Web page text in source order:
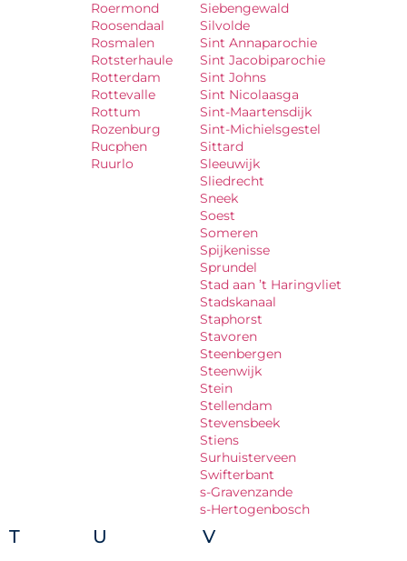
Roermond
Roosendaal
Rosmalen
Rotsterhaule
Rotterdam
Rottevalle
Rottum
Rozenburg
Rucphen
Ruurlo
Siebengewald
Silvolde
Sint Annaparochie
Sint Jacobiparochie
Sint Johns
Sint Nicolaasga
Sint-Maartensdijk
Sint-Michielsgestel
Sittard
Sleeuwijk
Sliedrecht
Sneek
Soest
Someren
Spijkenisse
Sprundel
Stad aan ’t Haringvliet
Stadskanaal
Staphorst
Stavoren
Steenbergen
Steenwijk
Stein
Stellendam
Stevensbeek
Stiens
Surhuisterveen
Swifterbant
s-Gravenzande
s-Hertogenbosch
T U V